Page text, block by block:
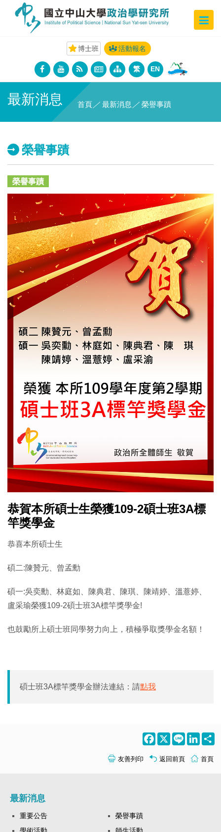
博士班 活動報名
繁 EN
最新消息 首頁 ／ 最新消息 ／ 榮譽事蹟
榮譽事蹟
榮譽事蹟
恭賀本所碩士生榮獲109-2碩士班3A標
竿獎學金
恭喜本所碩士生
碩二:陳贊元、曾孟勳
碩一:吳奕勳、林庭如、陳典君、陳琪、陳靖婷、溫薏婷、
盧采瑜榮獲109-2碩士班3A標竿獎學金!
也鼓勵所上碩士班同學努力向上，積極爭取獎學金名額！
碩士班3A標竿獎學金辦法連結：請點我
Facebook
X Line
友善列印 返回前頁 首頁
最新消息
重要公告
榮譽事蹟